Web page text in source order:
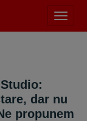
meniu
dar nu
propunem